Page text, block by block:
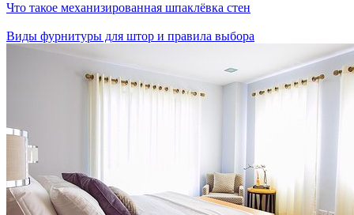
Что такое механизированная шпаклёвка стен
Виды фурнитуры для штор и правила выбора